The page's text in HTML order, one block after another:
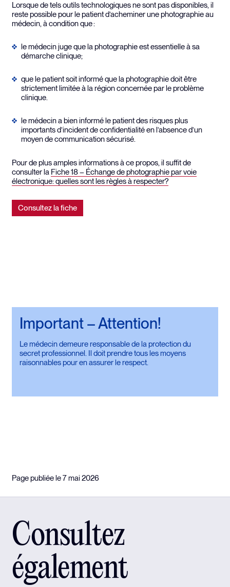
Lorsque de tels outils technologiques ne sont pas disponibles, il
reste possible pour le patient d’acheminer une photographie au
médecin, à condition que :
le médecin juge que la photographie est essentielle à sa
démarche clinique;
que le patient soit informé que la photographie doit être
strictement limitée à la région concernée par le problème
clinique.
le médecin a bien informé le patient des risques plus
importants d’incident de confidentialité en l’absence d’un
moyen de communication sécurisé.
Pour de plus amples informations à ce propos, il suffit de
consulter la Fiche 18 – Échange de photographie par voie
électronique: quelles sont les règles à respecter?
Consultez la fiche
Important – Attention!
Le médecin demeure responsable de la protection du
secret professionnel. Il doit prendre tous les moyens
raisonnables pour en assurer le respect.
Page publiée le 7 mai 2026
Consultez
également